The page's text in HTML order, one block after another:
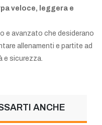
veloce, leggera e
e avanzato che desiderano
allenamenti e partite ad
sicurezza.
ANCHE